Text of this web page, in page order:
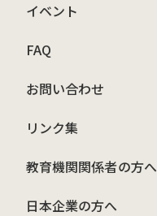
イベント
FAQ
お問い合わせ
リンク集
教育機関関係者の方へ
日本企業の方へ